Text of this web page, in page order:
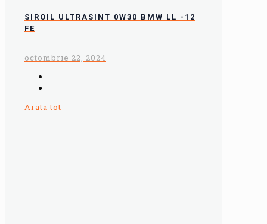
SIROIL ULTRASINT 0W30 BMW LL -12
FE
octombrie 22, 2024
Arata tot